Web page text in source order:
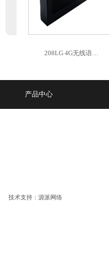
208LG 4G无线语…
产品中心
技术支持： 源派网络